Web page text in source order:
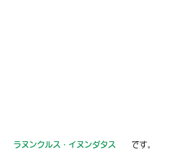
ラヌンクルス・イヌンダタス
です。